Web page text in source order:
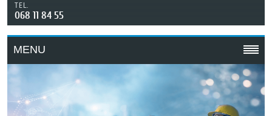
TEL.
068 11 84 55
MENU